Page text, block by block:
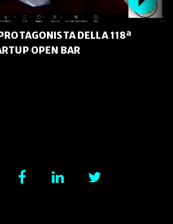
DELLA 118ª
OPEN BAR